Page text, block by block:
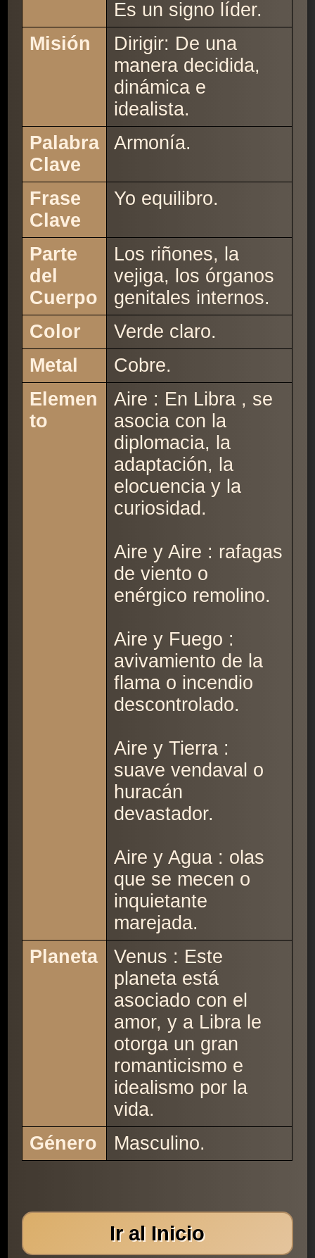
Es un signo líder.
Misión
Dirigir: De una
manera decidida,
dinámica e
idealista.
Palabra
Clave
Armonía.
Frase
Clave
Yo equilibro.
Parte
del
Cuerpo
Los riñones, la
vejiga, los órganos
genitales internos.
Color
Verde claro.
Metal
Cobre.
Elemen
to
Aire : En Libra , se
asocia con la
diplomacia, la
adaptación, la
elocuencia y la
curiosidad.
Aire y Aire : rafagas
de viento o
enérgico remolino.
Aire y Fuego :
avivamiento de la
flama o incendio
descontrolado.
Aire y Tierra :
suave vendaval o
huracán
devastador.
Aire y Agua : olas
que se mecen o
inquietante
marejada.
Planeta
Venus : Este
planeta está
asociado con el
amor, y a Libra le
otorga un gran
romanticismo e
idealismo por la
vida.
Género
Masculino.
Ir al Inicio